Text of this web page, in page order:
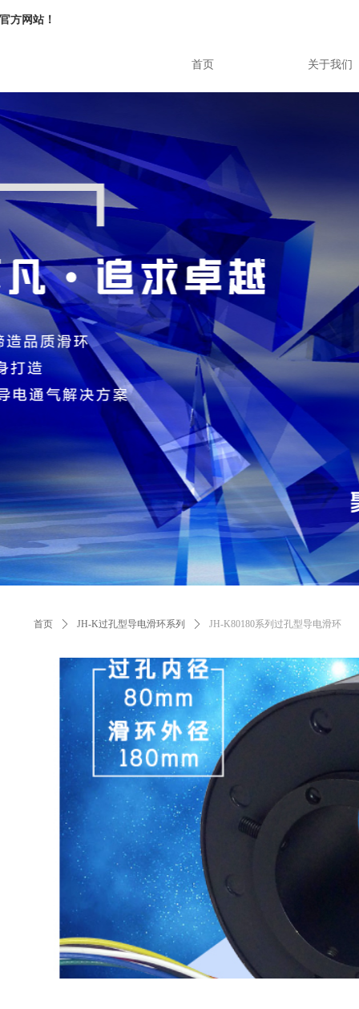
方网站！
首页 关于我们
首页 ꄲ JH-K过孔型导电滑环系列 ꄲ JH-K80180系列过孔型导电滑环